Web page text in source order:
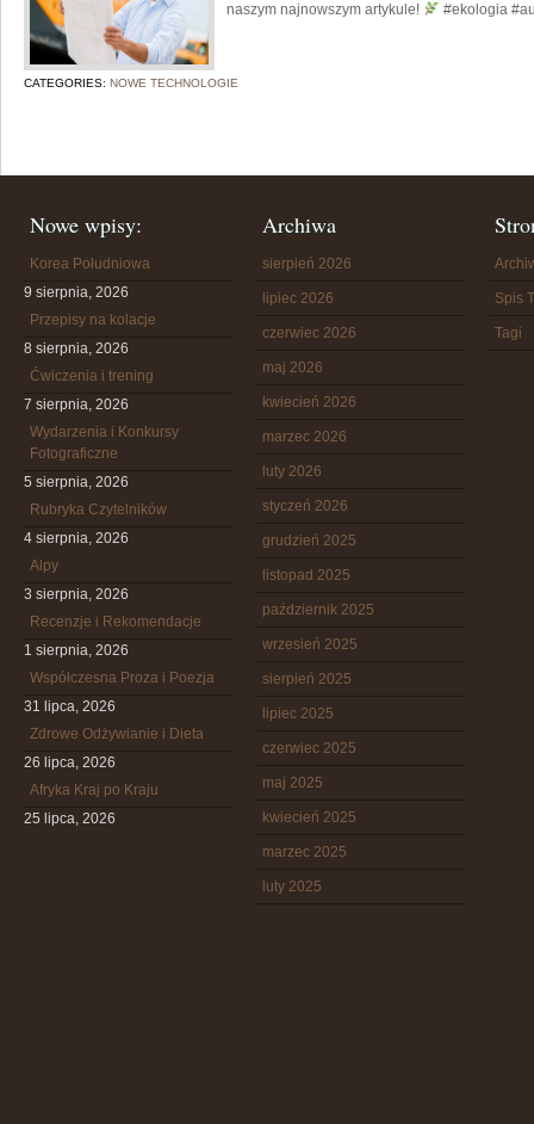
naszym najnowszym artykule!
#ekologia
CATEGORIES: NOWE TECHNOLOGIE
Nowe wpisy:
Korea Południowa
9 sierpnia, 2026
Przepisy na kolacje
8 sierpnia, 2026
Ćwiczenia i trening
7 sierpnia, 2026
Wydarzenia i Konkursy
Fotograficzne
5 sierpnia, 2026
Rubryka Czytelników
4 sierpnia, 2026
Alpy
3 sierpnia, 2026
Recenzje i Rekomendacje
1 sierpnia, 2026
Współczesna Proza i Poezja
31 lipca, 2026
Zdrowe Odżywianie i Dieta
26 lipca, 2026
Afryka Kraj po Kraju
25 lipca, 2026
Archiwa
sierpień 2026
lipiec 2026
czerwiec 2026
maj 2026
kwiecień 2026
marzec 2026
luty 2026
styczeń 2026
grudzień 2025
listopad 2025
październik 2025
wrzesień 2025
sierpień 2025
lipiec 2025
czerwiec 2025
maj 2025
kwiecień 2025
marzec 2025
luty 2025
Spis
Tagi